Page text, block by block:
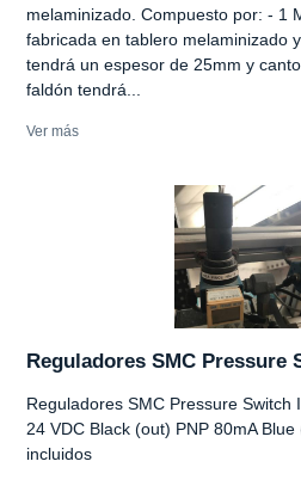
melaminizado. Compuesto por: - 1
fabricada en tablero melaminizado
tendrá un espesor de 25mm y
faldón tendrá...
Ver más
Reguladores SMC Pressure
Reguladores SMC Pressure Switch
24 VDC Black (out) PNP 80mA
incluidos